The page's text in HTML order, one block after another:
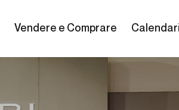
Vendere e Comprare